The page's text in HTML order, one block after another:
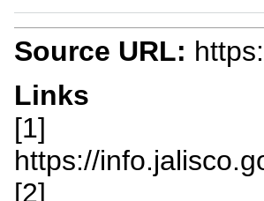
Source URL:
Links
[1]
https://
[2]